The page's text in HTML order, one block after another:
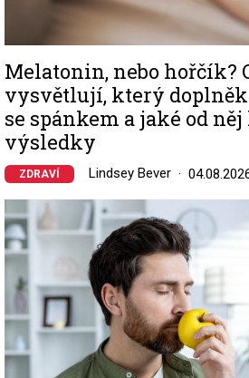
Melatonin, nebo hořčík?
vysvětlují, který doplněk
se spánkem a jaké od
výsledky
ZDRAVÍ Lindsey Bever
Image